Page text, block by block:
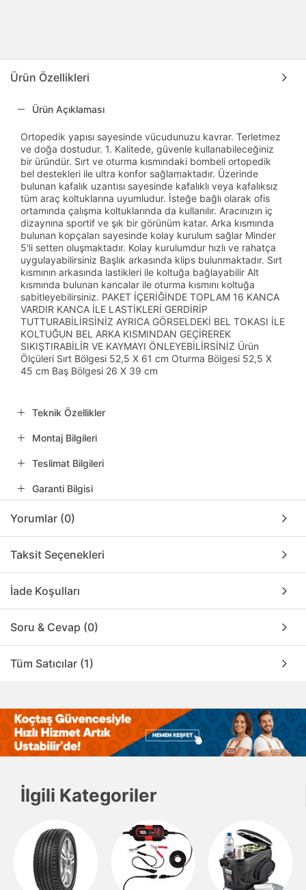
Ürün Özellikleri
Ürün Açıklaması
Ortopedik yapısı sayesinde vücudunuzu kavrar. Terletmez
ve doğa dostudur. 1. Kalitede, güvenle kullanabileceğiniz
bir üründür. Sırt ve oturma kısmındaki bombeli ortopedik
bel destekleri ile ultra konfor sağlamaktadır. Üzerinde
bulunan kafalık uzantısı sayesinde kafalıklı veya kafalıksız
tüm araç koltuklarına uyumludur. İsteğe bağlı olarak ofis
ortamında çalışma koltuklarında da kullanılır. Aracınızın iç
dizaynına sportif ve şık bir görünüm katar. Arka kısmında
bulunan kopçaları sayesinde kolay kurulum sağlar Minder
5'li setten oluşmaktadır. Kolay kurulumdur hızlı ve rahatça
uygulayabilirsiniz Başlık arkasında klips bulunmaktadır. Sırt
kısmının arkasında lastikleri ile koltuğa bağlayabilir Alt
kısmında bulunan kancalar ile oturma kısmını koltuğa
sabitleyebilirsiniz. PAKET İÇERİĞİNDE TOPLAM 16 KANCA
VARDIR KANCA İLE LASTİKLERİ GERDİRİP
TUTTURABİLİRSİNİZ AYRICA GÖRSELDEKİ BEL TOKASI İLE
KOLTUĞUN BEL ARKA KISMINDAN GEÇİREREK
SIKIŞTIRABİLİR VE KAYMAYI ÖNLEYEBİLİRSİNİZ Ürün
Ölçüleri Sırt Bölgesi 52,5 X 61 cm Oturma Bölgesi 52,5 X
45 cm Baş Bölgesi 26 X 39 cm
Teknik Özellikler
Montaj Bilgileri
Teslimat Bilgileri
Garanti Bilgisi
Yorumlar (0)
Taksit Seçenekleri
İade Koşulları
Soru & Cevap (0)
Tüm Satıcılar (1)
İlgili Kategoriler